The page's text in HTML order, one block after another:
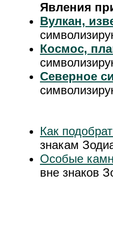
Явления
Вулкан,
Космос,
Северное
Как
знакам
Особые
вне знаков